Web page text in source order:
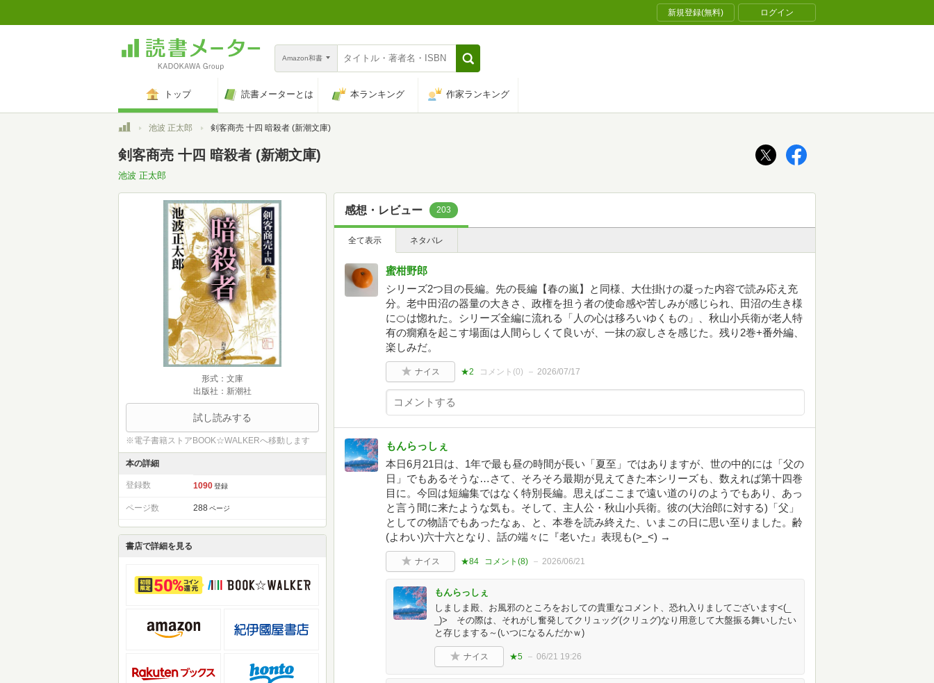
新規登録(無料) ログイン
Amazon和書
トップ 読書メーターとは 本ランキング 作家ランキング
トップ池波 正太郎 剣客商売 十四 暗殺者 (新潮文庫)
剣客商売 十四 暗殺者 (新潮文庫)
池波 正太郎
形式：文庫
出版社：新潮社
試し読みする
※電子書籍ストアBOOK☆WALKERへ移動します
本の詳細
登録数 1090 登録
ページ数 288 ページ
書店で詳細を見る
感想・レビュー 203
全て表示 ネタバレ
蜜柑野郎
シリーズ2つ目の長編。先の長編【春の嵐】と同様、大仕掛けの凝った内容で読み応え充
分。老中田沼の器量の大きさ、政権を担う者の使命感や苦しみが感じられ、田沼の生き様
に🍊は惚れた。シリーズ全編に流れる「人の心は移ろいゆくもの」、秋山小兵衛が老人特
有の癇癪を起こす場面は人間らしくて良いが、一抹の寂しさを感じた。残り2巻+番外編、
楽しみだ。
ナイス ★2 コメント(0) 2026/07/17
もんらっしぇ
本日6月21日は、1年で最も昼の時間が長い「夏至」ではありますが、世の中的には「父の
日」でもあるそうな…さて、そろそろ最期が見えてきた本シリーズも、数えれば第十四巻
目に。今回は短編集ではなく特別長編。思えばここまで遠い道のりのようでもあり、あっ
と言う間に来たような気も。そして、主人公・秋山小兵衛。彼の(大治郎に対する)「父」
としての物語でもあったなぁ、と、本巻を読み終えた、いまこの日に思い至りました。齢
(よわい)六十六となり、話の端々に『老いた』表現も(>_<) →
ナイス ★84 コメント(8) 2026/06/21
もんらっしぇ
しましま殿、お風邪のところをおしての貴重なコメント、恐れ入りましてございます<(_
_)> その際は、それがし奮発してクリュッグ(クリュグ)なり用意して大盤振る舞いしたい
と存じまする～(いつになるんだかｗ)
ナイス ★5 06/21 19:26